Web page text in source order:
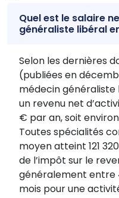
Quel est le salaire
généraliste libéral
Selon les dernières
(publiées en
médecin
un revenu net
€ par an, soit
Toutes spécialités
moyen atteint 121
de l’impôt sur le
généralement
mois pour une